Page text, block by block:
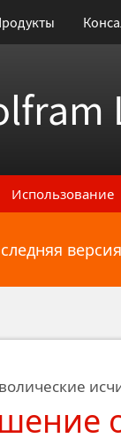
Использование